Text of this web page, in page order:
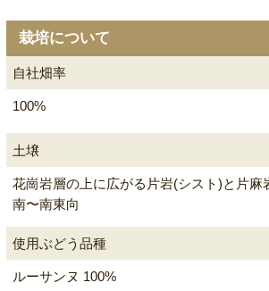
栽培について
自社畑率
100%
土壌
花崗岩層の上に広がる片岩(シスト)と片麻
南〜南東向
使用ぶどう品種
ルーサンヌ 100%